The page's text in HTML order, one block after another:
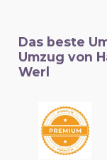
Das beste
Umzug von
Werl